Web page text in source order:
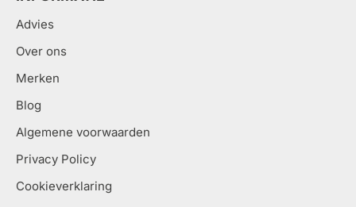
Advies
Over ons
Merken
Blog
Algemene voorwaarden
Privacy Policy
Cookieverklaring